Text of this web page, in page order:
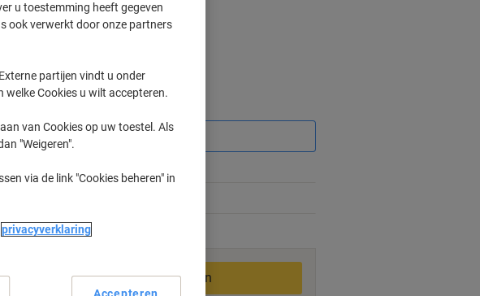
Bespaar Meer
€ 4,69
op voorraad Levertijd 2-3 werkdagen
In winkelwagen
u toestemming heeft gegeven
ook verwerkt door onze partners
partijen vindt u onder
welke Cookies u wilt accepteren.
van Cookies op uw toestel. Als
"Weigeren".
via de link "Cookies beheren" in
privacyverklaring